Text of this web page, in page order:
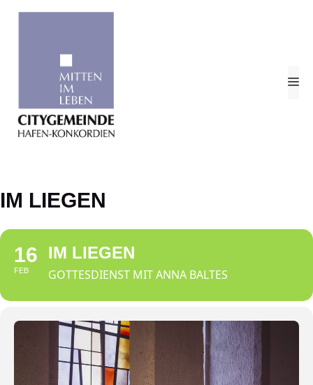
Zum
IM LIEGEN
16
FEB
IM LIEGEN
GOTTESDIENST MIT ANNA BALTES